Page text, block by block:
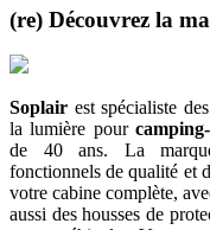
(re) Découvrez la
Soplair est spécialiste
la lumière pour
de 40 ans.
La
fonctionnels de qualité et
votre cabine complète,
aussi des housses de